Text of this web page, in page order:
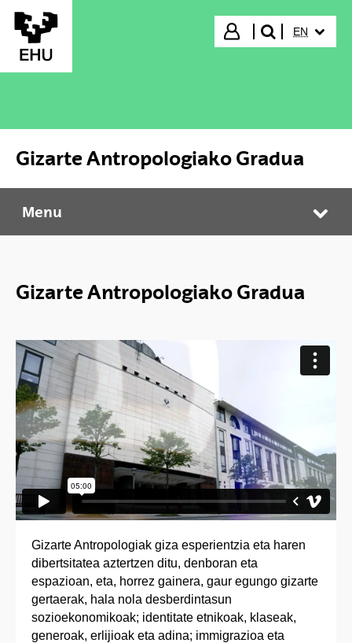
Skip to Main Content
Login
search"
EN
Gizarte Antropologiako Gradua
Gizarte Antropologiako Gradua
Menu
Gizarte Antropologiako Gradua
Gizarte Antropologiak giza esperientzia eta haren
dibertsitatea aztertzen ditu, denboran eta
espazioan, eta, horrez gainera, gaur egungo gizarte
gertaerak, hala nola desberdintasun
sozioekonomikoak; identitate etnikoak, klaseak,
generoak, erlijioak eta adina; immigrazioa eta